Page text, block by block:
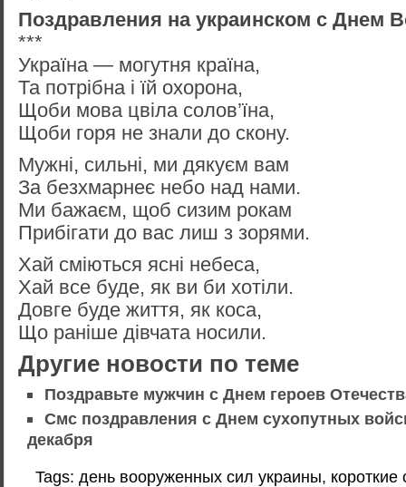
Поздравления на украинском с Днем
***
Україна — могутня країна,
Та потрібна і їй охорона,
Щоби мова цвіла солов’їна,
Щоби горя не знали до скону.
Мужні, сильні, ми дякуєм вам
За безхмарнеє небо над нами.
Ми бажаєм, щоб сизим рокам
Прибігати до вас лиш з зорями.
Хай сміються ясні небеса,
Хай все буде, як ви би хотіли.
Довге буде життя, як коса,
Що раніше дівчата носили.
Другие новости по теме
Поздравьте мужчин с Днем героев
Смс поздравления с Днем сухопутных
декабря
Tags: день вооруженных сил украины, короткие